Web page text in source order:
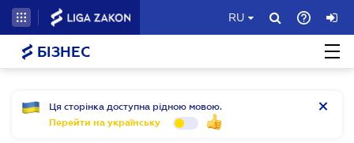
RU
БІЗНЕС
Ця сторінка доступна рідною мовою.
Перейти на українську